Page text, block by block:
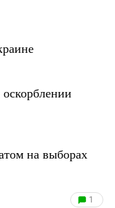
на выборах
1